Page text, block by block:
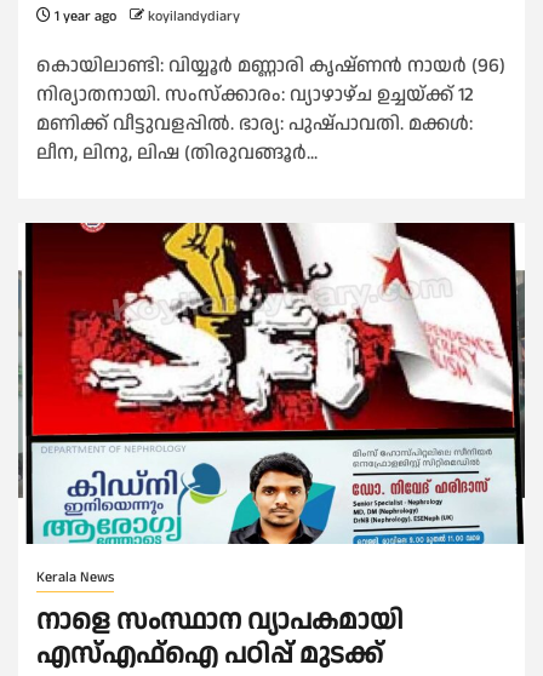
1 year ago koyilandydiary
കൊയിലാണ്ടി: വിയ്യൂർ മണ്ണാരി കൃഷ്ണൻ നായർ (96)
നിര്യാതനായി. സംസ്ക്കാരം: വ്യാഴാഴ്ച ഉച്ചയ്ക്ക് 12
മണിക്ക് വീട്ടുവളപ്പിൽ. ഭാര്യ: പുഷ്പാവതി. മക്കൾ:
ലീന, ലിനു, ലിഷ (തിരുവങ്ങൂർ...
Kerala News
നാളെ സംസ്ഥാന വ്യാപകമായി
എസ്എഫ്ഐ പഠിപ്പ് മുടക്ക്